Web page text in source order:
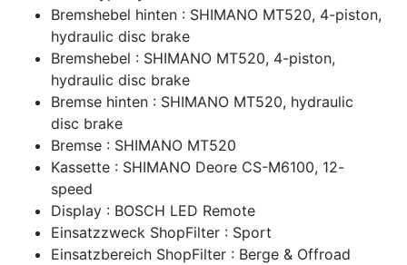
Bremshebel hinten : SHIMANO MT520, 4-piston,
hydraulic disc brake
Bremshebel : SHIMANO MT520, 4-piston,
hydraulic disc brake
Bremse hinten : SHIMANO MT520, hydraulic
disc brake
Bremse : SHIMANO MT520
Kassette : SHIMANO Deore CS-M6100, 12-
speed
Display : BOSCH LED Remote
Einsatzzweck ShopFilter : Sport
Einsatzbereich ShopFilter : Berge & Offroad